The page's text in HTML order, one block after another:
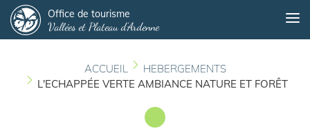
au
contenu
Office de tourisme
Vallées et Plateau d'Ardenne
ACCUEIL
HEBERGEMENTS
L'ECHAPPÉE VERTE AMBIANCE NATURE ET FORÊT
Panneau de gestion des cookies